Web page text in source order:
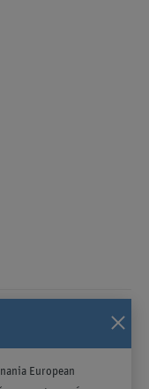
European
od 23.04.2025